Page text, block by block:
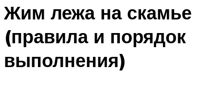
Жим лежа на скамье
(правила и порядок
выполнения)